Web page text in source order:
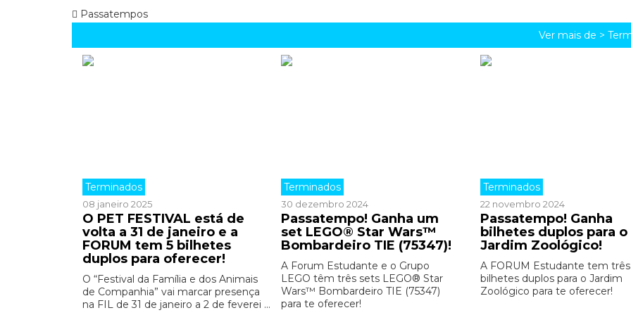
Passatempos
Ver mais de >
Terminados
08 janeiro 2025
O PET FESTIVAL está de
volta a 31 de janeiro e a
FORUM tem 5 bilhetes
duplos para oferecer!
O “Festival da Família e dos Animais
de Companhia” vai marcar presença
na FIL de 31 de janeiro a 2 de feverei ...
Terminados
30 dezembro 2024
Passatempo! Ganha um
set LEGO® Star Wars™
Bombardeiro TIE (75347)!
A Forum Estudante e o Grupo
LEGO têm três sets LEGO® Star
Wars™ Bombardeiro TIE (75347)
para te oferecer!
Terminados
22 novembro 2024
Passatempo! Ganha
bilhetes duplos para o
Jardim Zoológico!
A FORUM Estudante tem três
bilhetes duplos para o Jardim
Zoológico para te oferecer!